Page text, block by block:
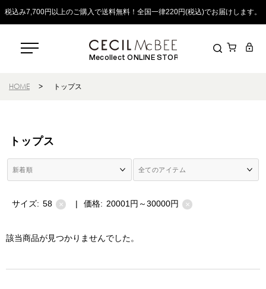
税込み7,700円以上のご購入で送料無料！全国一律220円(税込)でお届けします。
Mecollect ONLINE STORE
HOME > トップス
トップス
サイズ: 58 × | 価格: 20001円～30000円 ×
該当商品が見つかりませんでした。